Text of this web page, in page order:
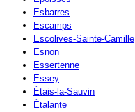
Esbarres
Escamps
Escolives-Sainte-Camille
Esnon
Essertenne
Essey
Étais-la-Sauvin
Étalante